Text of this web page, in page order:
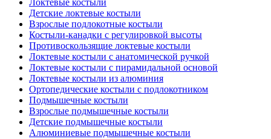
Локтевые костыли
Детские локтевые костыли
Взрослые подлокотные костыли
Костыли-канадки с регулировкой высоты
Противоскользящие локтевые костыли
Локтевые костыли с анатомической ручкой
Локтевые костыли с пирамидальной основой
Локтевые костыли из алюминия
Ортопедические костыли с подлокотником
Подмышечные костыли
Взрослые подмышечные костыли
Детские подмышечные костыли
Алюминиевые подмышечные костыли